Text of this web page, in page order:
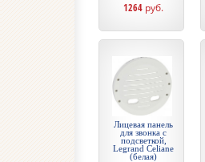
1264 руб.
Лицевая панель
для звонка с
подсветкой,
Legrand Celiane
(белая)